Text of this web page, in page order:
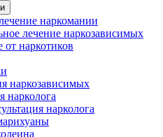
наркомании
лечение наркозависимых
наркотиков
наркозависимых
нарколога
нарколога